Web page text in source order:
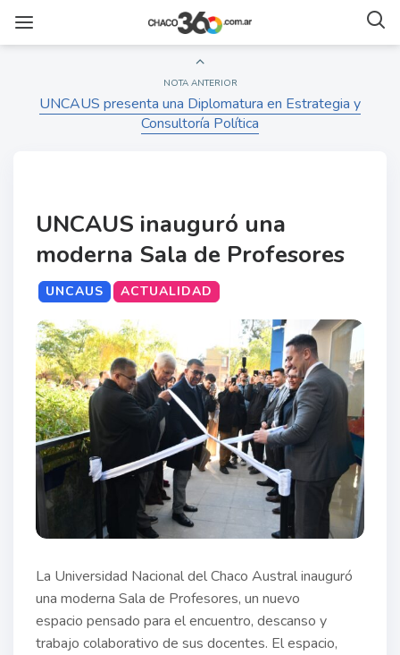
NOTA ANTERIOR
UNCAUS presenta una Diplomatura en Estrategia y
Consultoría Política
UNCAUS inauguró una
moderna Sala de Profesores
UNCAUS ACTUALIDAD
La Universidad Nacional del Chaco Austral inauguró
una moderna Sala de Profesores, un nuevo
espacio pensado para el encuentro, descanso y
trabajo colaborativo de sus docentes. El espacio,